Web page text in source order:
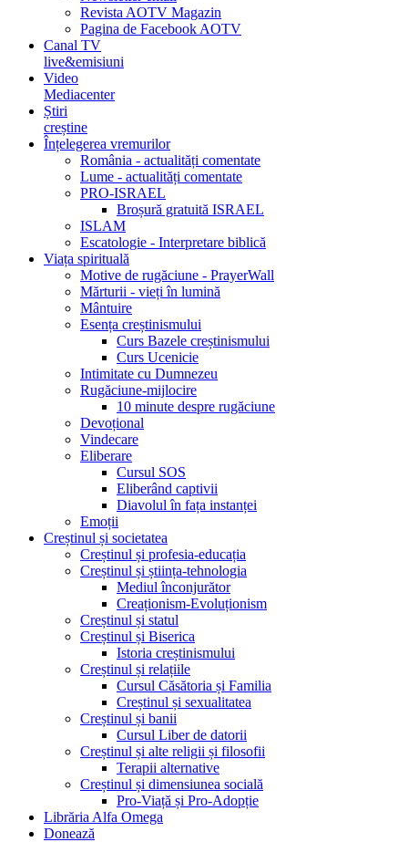
Revista AOTV Magazin
Pagina de Facebook AOTV
Canal TV
live&emisiuni
Video
Mediacenter
Știri
creștine
Înțelegerea vremurilor
România - actualități comentate
Lume - actualități comentate
PRO-ISRAEL
Broșură gratuită ISRAEL
ISLAM
Escatologie - Interpretare biblică
Viața spirituală
Motive de rugăciune - PrayerWall
Mărturii - vieți în lumină
Mântuire
Esența creștinismului
Curs Bazele creștinismului
Curs Ucenicie
Intimitate cu Dumnezeu
Rugăciune-mijlocire
10 minute despre rugăciune
Devoțional
Vindecare
Eliberare
Cursul SOS
Eliberând captivii
Diavolul în fața instanței
Emoții
Creștinul și societatea
Creștinul și profesia-educația
Creștinul și știința-tehnologia
Mediul înconjurător
Creaționism-Evoluționism
Creștinul și statul
Creștinul și Biserica
Istoria creștinismului
Creștinul și relațiile
Cursul Căsătoria și Familia
Creștinul și sexualitatea
Creștinul și banii
Cursul Liber de datorii
Creștinul și alte religii și filosofii
Terapii alternative
Creștinul și dimensiunea socială
Pro-Viață și Pro-Adopție
Librăria Alfa Omega
Donează